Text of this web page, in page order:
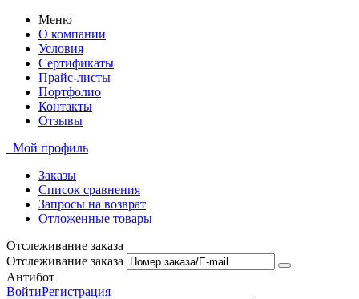
Меню
О компании
Условия
Сертификаты
Прайс-листы
Портфолио
Контакты
Отзывы
Мой профиль
Заказы
Список сравнения
Запросы на возврат
Отложенные товары
Отслеживание заказа
Отслеживание заказа
Антибот
ВойтиРегистрация